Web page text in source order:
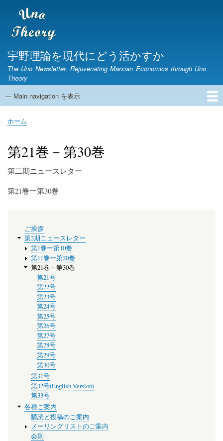
ン
テ
ン
移
宇野理論を現代にどう活かすか
The Uno Newsletter: Rejuvenating Marxian Economics through Uno
Theory
Main
— Main navigation を表示
ホーム
ニュースレター
宇野弘蔵没後30年研究集会
第1期ニュースレター
English Page
パ
く
ず
ホーム
第21巻－第30巻
第二期ニュースレター
第21巻ー第30巻
ニ
ュ
ー
ご挨拶
第2期ニュースレター
第1巻ー第10巻
第11巻ー第20巻
第21巻－第30巻
第21号
第22号
第23号
第24号
第25号
第26号
第27号
第28号
第29号
第30号
第31号
第32号(English Version)
第33号
各種ご案内
購読と投稿のご案内
メーリングリストのご案内
会則